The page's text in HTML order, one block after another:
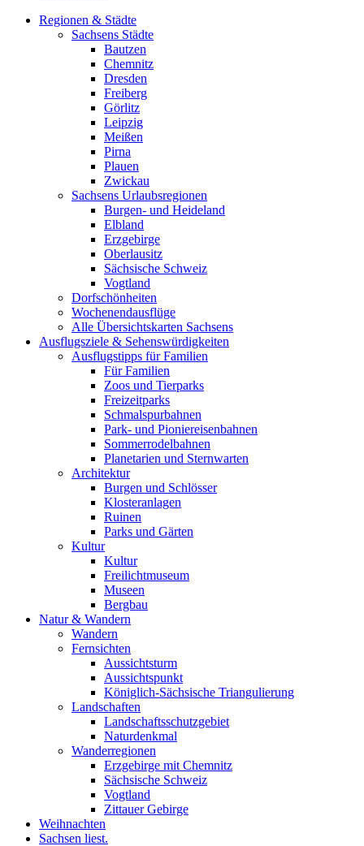
Regionen & Städte
Sachsens Städte
Bautzen
Chemnitz
Dresden
Freiberg
Görlitz
Leipzig
Meißen
Pirna
Plauen
Zwickau
Sachsens Urlaubsregionen
Burgen- und Heideland
Elbland
Erzgebirge
Oberlausitz
Sächsische Schweiz
Vogtland
Dorfschönheiten
Wochenendausflüge
Alle Übersichtskarten Sachsens
Ausflugsziele & Sehenswürdigkeiten
Ausflugstipps für Familien
Für Familien
Zoos und Tierparks
Freizeitparks
Schmalspurbahnen
Park- und Pioniereisenbahnen
Sommerrodelbahnen
Planetarien und Sternwarten
Architektur
Burgen und Schlösser
Klosteranlagen
Ruinen
Parks und Gärten
Kultur
Kultur
Freilichtmuseum
Museen
Bergbau
Natur & Wandern
Wandern
Fernsichten
Aussichtsturm
Aussichtspunkt
Königlich-Sächsische Triangulierung
Landschaften
Landschaftsschutzgebiet
Naturdenkmal
Wanderregionen
Erzgebirge mit Chemnitz
Sächsische Schweiz
Vogtland
Zittauer Gebirge
Weihnachten
Sachsen liest.